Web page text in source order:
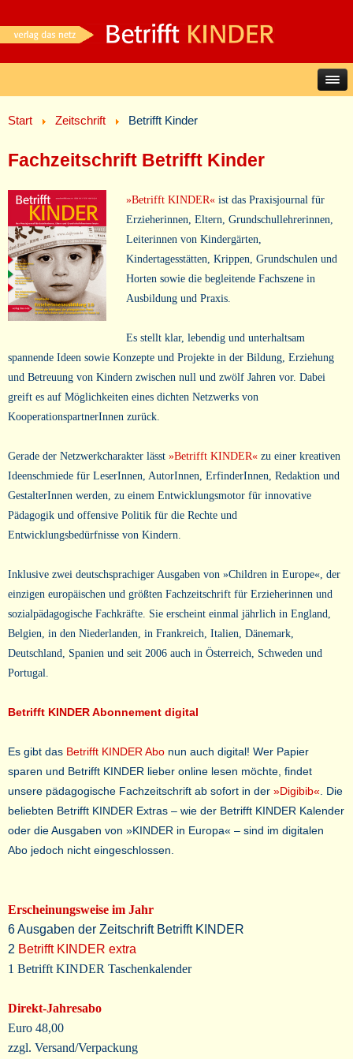
Start Zeitschrift Betrifft Kinder
Fachzeitschrift Betrifft Kinder
»Betrifft KINDER« ist das Praxisjournal für
Erzieherinnen, Eltern, Grundschullehrerinnen,
Leiterinnen von Kindergärten,
Kindertagesstätten, Krippen, Grundschulen und
Horten sowie die begleitende Fachszene in
Ausbildung und Praxis.
Es stellt klar, lebendig und unterhaltsam
spannende Ideen sowie Konzepte und Projekte in der Bildung, Erziehung
und Betreuung von Kindern zwischen null und zwölf Jahren vor. Dabei
greift es auf Möglichkeiten eines dichten Netzwerks von
KooperationspartnerInnen zurück.
Gerade der Netzwerkcharakter lässt »Betrifft KINDER« zu einer kreativen
Ideenschmiede für LeserInnen, AutorInnen, ErfinderInnen, Redaktion und
GestalterInnen werden, zu einem Entwicklungsmotor für innovative
Pädagogik und offensive Politik für die Rechte und
Entwicklungsbedürfnisse von Kindern.
Inklusive zwei deutschsprachiger Ausgaben von »Children in Europe«, der
einzigen europäischen und größten Fachzeitschrift für Erzieherinnen und
sozialpädagogische Fachkräfte. Sie erscheint einmal jährlich in England,
Belgien, in den Niederlanden, in Frankreich, Italien, Dänemark,
Deutschland, Spanien und seit 2006 auch in Österreich, Schweden und
Portugal.
Betrifft KINDER Abonnement digital
Es gibt das Betrifft KINDER Abo nun auch digital! Wer Papier
sparen und Betrifft KINDER lieber online lesen möchte, findet
unsere pädagogische Fachzeitschrift ab sofort in der »Digibib«. Die
beliebten Betrifft KINDER Extras – wie der Betrifft KINDER Kalender
oder die Ausgaben von »KINDER in Europa« – sind im digitalen
Abo jedoch nicht eingeschlossen.
Erscheinungsweise im Jahr
6 Ausgaben der Zeitschrift Betrifft KINDER
2 Betrifft KINDER extra
1 Betrifft KINDER Taschenkalender
Direkt-Jahresabo
Euro 48,00
zzgl. Versand/Verpackung